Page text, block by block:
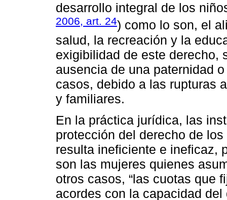
desarrollo integral de los
2006, art. 24) como lo son, el
salud, la recreación y la
exigibilidad de este derecho,
ausencia de una paternidad
casos, debido a las rupturas
y familiares.
En la práctica jurídica, las
protección del derecho de
resulta ineficiente e ineficaz,
son las mujeres quienes
otros casos, “las cuotas que
acordes con la capacidad